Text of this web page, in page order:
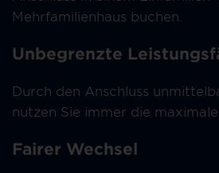
Mehrfamilienhaus buchen.
Unbegrenzte
Durch den Anschluss
nutzen Sie immer die
Fairer Wechsel